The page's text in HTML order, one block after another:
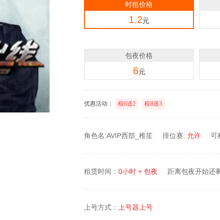
时租价格
1.2元
包夜价格
6元
优惠活动： 租6送2 租8送3
角色名:AVIP西部_稚笙 排位赛: 允许 可
租赁时间： 0小时 + 包夜 距离包夜开始还
上号方式： 上号器上号